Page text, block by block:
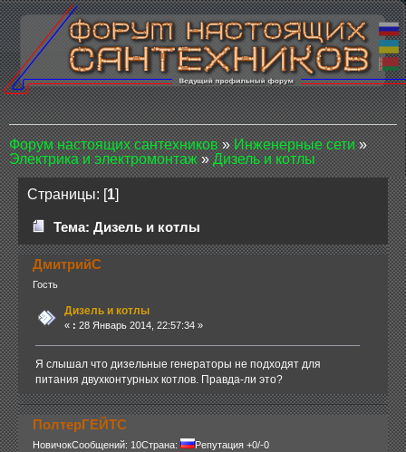
Форум настоящих сантехников»Инженерные сети»
Электрика и электромонтаж»Дизель и котлы
Страницы: [1]
Тема: Дизель и котлы
ДмитрийС
Гость
Дизель и котлы
« : 28 Январь 2014, 22:57:34 »
Я слышал что дизельные генераторы не подходят для
питания двухконтурных котлов. Правда-ли это?
ПолтерГЕЙТС
НовичокСообщений: 10Страна: Репутация +0/-0